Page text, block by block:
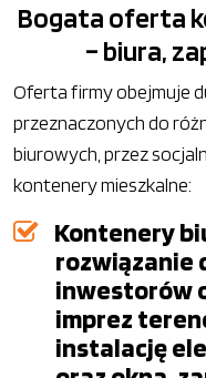
Bogata oferta
– biura,
Oferta firmy obejmuje
przeznaczonych do
biurowych, przez
kontenery mieszkalne:
Kontenery
rozwiązanie
inwestorów
imprez
instalację